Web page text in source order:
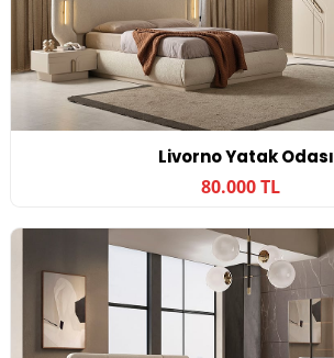
Livorno Yatak Odası
80.000 TL